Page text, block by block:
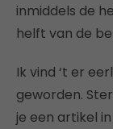
inmiddels de
helft van de
Ik vind ‘t er
geworden.
je een artikel